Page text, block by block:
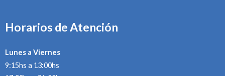
Horarios de Atención
Lunes a Viernes
9:15hs a 13:00hs